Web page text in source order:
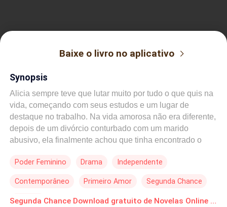
Baixe o livro no aplicativo
Synopsis
Alicia sempre teve que lutar muito por tudo o que quis na
vida, começando com seus estudos e um lugar de
destaque no trabalho. Na vida amorosa não era diferente,
depois de um divórcio conturbado com um marido
abusivo, ela finalmente achou que tinha encontrado o
tudo em sua vida desmoronou. Agora ela estava sem
lhe resta é a melhor amiga que oferece ajuda. Ela só não
esperava que o vizinho engraçadinho fosse mexer com
Poder Feminino Drama Independente
Contemporâneo Primeiro Amor Segunda Chance
Divórcio Segunda Chance Download gratuito de Novelas Online em PDF